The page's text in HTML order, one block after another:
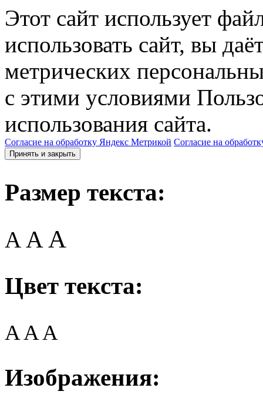
Этот сайт использует
использовать сайт, вы
метрических
с этими условиями
использования сайта.
Согласие на обработку Яндекс Метрикой Согласие на
Принять и закрыть
Размер текста:
A AA
Цвет текста:
AAA
Изображения: